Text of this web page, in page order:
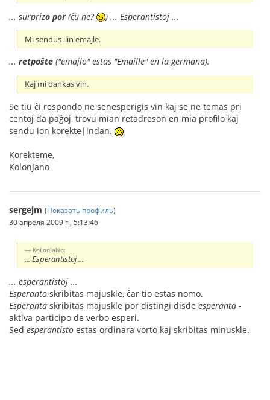
... surprizo por(ĉu ne? ) ... Esperantistoj ...
Mi sendus ilin emajle.
... retpoŝte ("emajlo" estas "Emaille" en la germana).
Kaj mi dankas vin.
Se tiu ĉi respondo ne senesperigis vin kaj se ne temas pri
centoj da paĝoj, trovu mian retadreson en mia profilo kaj
sendu ion korekte|indan.
Korekteme,
Kolonjano
sergejm (Показать профиль)
30 апреля 2009 г., 5:13:46
KoLonJaNo:
... Esperantistoj ...
... esperantistoj ...
Esperanto skribitas majuskle, ĉar tio estas nomo.
Esperanta skribitas majuskle por distingi disde esperanta -
aktiva participo de verbo esperi.
Sed esperantisto estas ordinara vorto kaj skribitas minuskle.